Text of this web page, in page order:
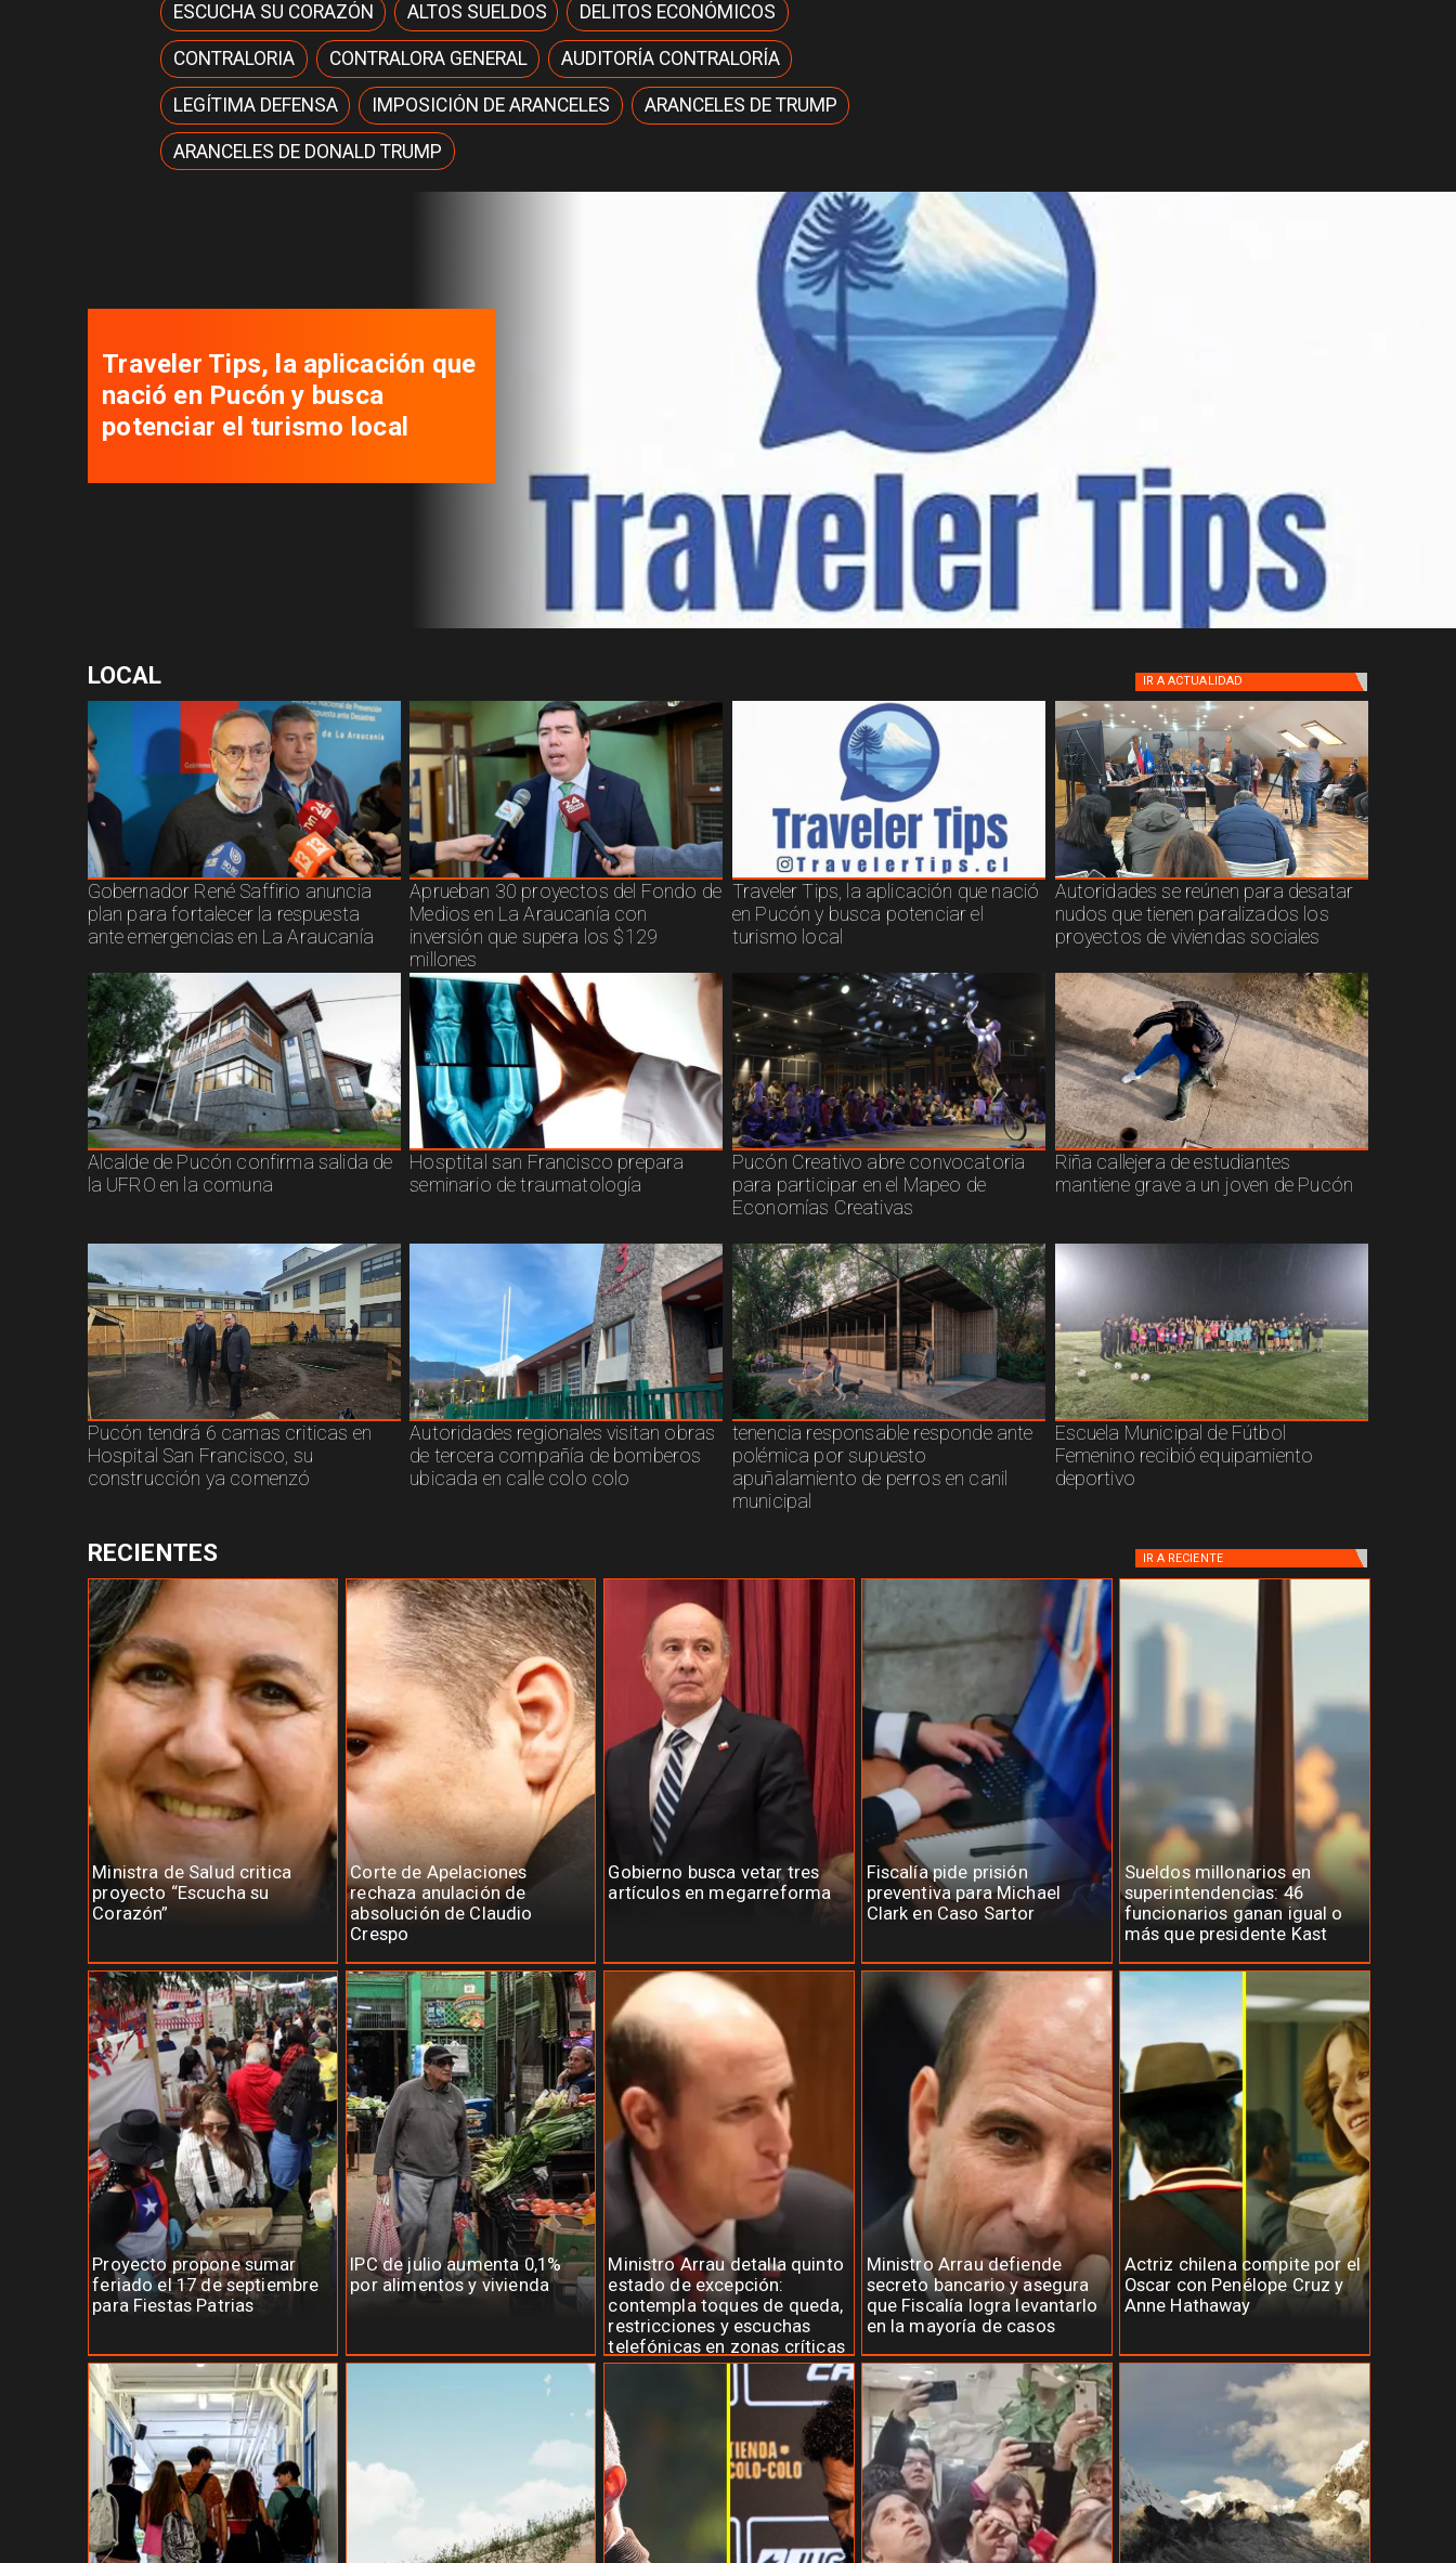
ESCUCHA SU CORAZÓN ALTOS SUELDOS DELITOS ECONÓMICOS
CONTRALORIA CONTRALORA GENERAL AUDITORÍA CONTRALORÍA
LEGÍTIMA DEFENSA IMPOSICIÓN DE ARANCELES ARANCELES DE TRUMP
ARANCELES DE DONALD TRUMP
Autoridades se reúnen para
desatar nudos que tienen
paralizados los proyectos de
viviendas sociales
LOCAL IR A ACTUALIDAD
Gobernador René Saffirio anuncia
plan para fortalecer la respuesta
ante emergencias en La Araucanía
Aprueban 30 proyectos del Fondo de
Medios en La Araucanía con
inversión que supera los $129
millones
Traveler Tips, la aplicación que nació
en Pucón y busca potenciar el
turismo local
Autoridades se reúnen para desatar
nudos que tienen paralizados los
proyectos de viviendas sociales
Alcalde de Pucón confirma salida de
la UFRO en la comuna
Hosptital san Francisco prepara
seminario de traumatología
Pucón Creativo abre convocatoria
para participar en el Mapeo de
Economías Creativas
Riña callejera de estudiantes
mantiene grave a un joven de Pucón
Pucón tendrá 6 camas criticas en
Hospital San Francisco, su
construcción ya comenzó
Autoridades regionales visitan obras
de tercera compañía de bomberos
ubicada en calle colo colo
tenencia responsable responde ante
polémica por supuesto
apuñalamiento de perros en canil
municipal
Escuela Municipal de Fútbol
Femenino recibió equipamiento
deportivo
Ministra de Salud critica
proyecto “Escucha su
Corazón”
Corte de Apelaciones
rechaza anulación de
absolución de Claudio
Crespo
Gobierno busca vetar tres
artículos en megarreforma
Fiscalía pide prisión
preventiva para Michael
Clark en Caso Sartor
Sueldos millonarios en
superintendencias: 46
funcionarios ganan igual o
más que presidente Kast
Proyecto propone sumar
feriado el 17 de septiembre
para Fiestas Patrias
IPC de julio aumenta 0,1%
por alimentos y vivienda
Ministro Arrau detalla quinto
estado de excepción:
contempla toques de queda,
restricciones y escuchas
telefónicas en zonas críticas
Ministro Arrau defiende
secreto bancario y asegura
que Fiscalía logra levantarlo
en la mayoría de casos
Actriz chilena compite por el
Oscar con Penélope Cruz y
Anne Hathaway
RECIENTES IR A RECIENTE